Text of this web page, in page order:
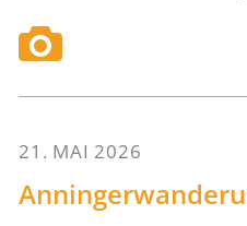
21. MAI 2026